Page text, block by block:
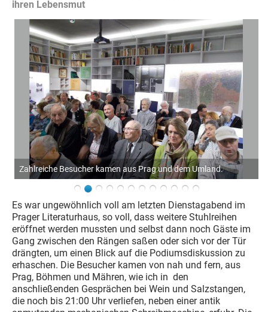
ihren Lebensmut
Zahlreiche Besucher kamen aus Prag und dem Umland.
Es war ungewöhnlich voll am letzten Dienstagabend im
Prager Literaturhaus, so voll, dass weitere Stuhlreihen
eröffnet werden mussten und selbst dann noch Gäste im
Gang zwischen den Rängen saßen oder sich vor der Tür
drängten, um einen Blick auf die Podiumsdiskussion zu
erhaschen. Die Besucher kamen von nah und fern, aus
Prag, Böhmen und Mähren, wie ich in den
anschließenden Gesprächen bei Wein und Salzstangen,
die noch bis 21:00 Uhr verliefen, neben einer antik